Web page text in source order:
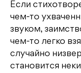
Если
чем-то
звуком,
чем-то легко
случайно
становится